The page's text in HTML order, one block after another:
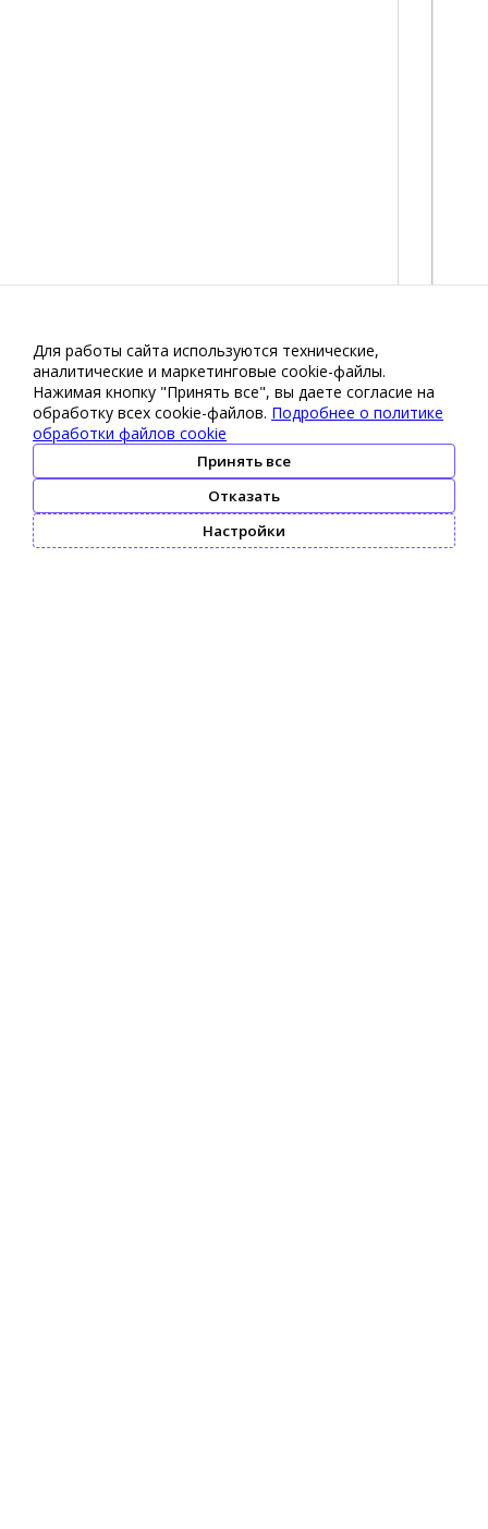
Для работы сайта используются технические,
аналитические и маркетинговые сооkіе-файлы.
Нажимая кнопку "Принять все", вы даете согласие на
обработку всех cookie-файлов. Подробнее о политике
обработки файлов cookie
Принять все
Отказать
Настройки